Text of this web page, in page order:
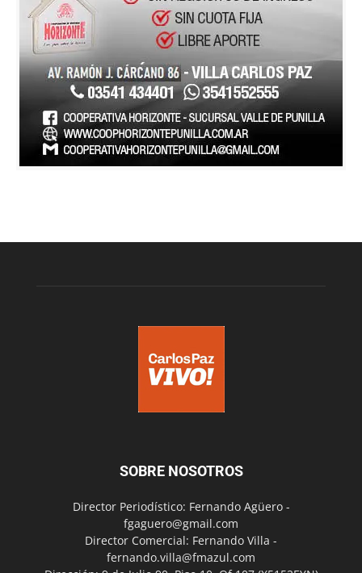
SOBRE NOSOTROS
Director Periodístico: Fernando Agüero -
fgaguero@gmail.com
Director Comercial: Fernando Villa -
fernando.villa@fmazul.com